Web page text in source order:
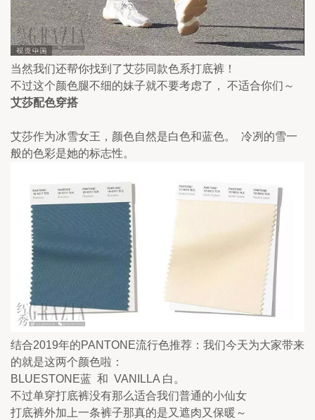
当然我们还帮你找到了艾莎同款色系打底裤！
不过这个颜色腿不细的妹子就不要考虑了， 不适合你们～
艾莎配色穿搭
艾莎作为冰雪女王，颜色自然是白色和蓝色。  冷冽的雪一
般的色彩是她的标志性。
结合2019年的PANTONE流行色推荐：我们今天为大家带来
的就是这两个颜色啦：
BLUESTONE蓝  和  VANILLA 白。
不过单穿打底裤没有那么适合我们普通的小仙女
打底裤外加上一条裤子那真的是又遮肉又保暖～